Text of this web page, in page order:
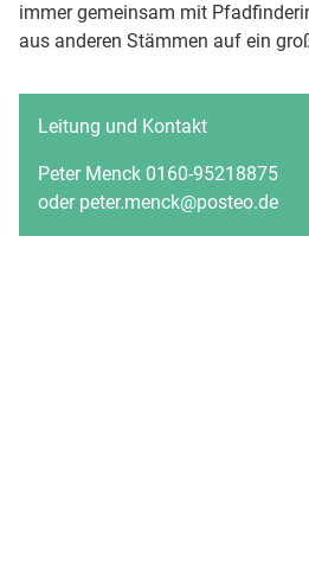
immer gemeinsam mit
aus anderen Stämmen auf ein
Leitung und Kontakt
Peter Menck 0160-95218875
oder peter.menck@posteo.de